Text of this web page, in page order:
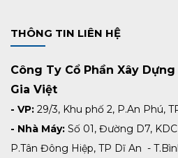
THÔNG TIN LIÊN HỆ
Công Ty Cổ Phần Xây
Gia Việt
- VP: 29/3, Khu phố 2, P.An Phú,
- Nhà Máy: Số 01, Đường D7,
P.Tân Đông Hiệp, TP Dĩ An -